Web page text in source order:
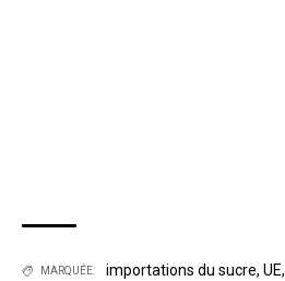
MARQUÉE: importations du sucre, UE,